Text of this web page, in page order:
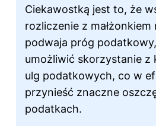
Ciekawostką jest to, że
rozliczenie z małżonkiem
podwaja próg
umożliwić skorzystanie z
ulg podatkowych, co w
przynieść znaczne
podatkach.